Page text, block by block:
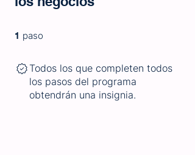
1 paso
Todos los que completen todos
los pasos del programa
obtendrán una insignia.